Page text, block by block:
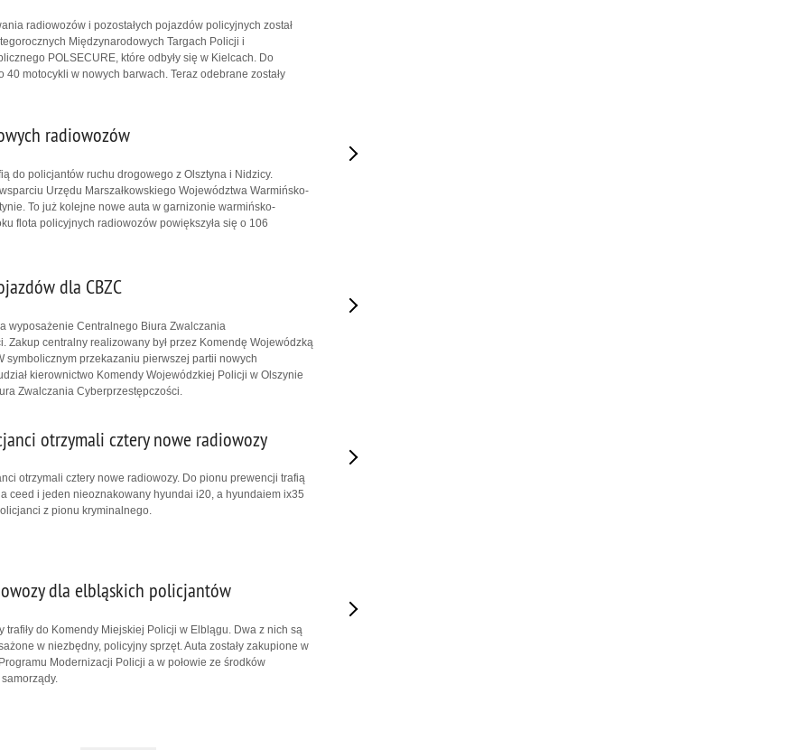
radiowozów i pozostałych pojazdów policyjnych został
Międzynarodowych Targach Policji i
POLSECURE, które odbyły się w Kielcach. Do
motocykli w nowych barwach. Teraz odebrane zostały
radiowozów
do policjantów ruchu drogowego z Olsztyna i Nidzicy.
Urzędu Marszałkowskiego Województwa Warmińsko-
To już kolejne nowe auta w garnizonie warmińsko-
flota policyjnych radiowozów powiększyła się o 106
dla CBZC
wyposażenie Centralnego Biura Zwalczania
Zakup centralny realizowany był przez Komendę Wojewódzką
symbolicznym przekazaniu pierwszej partii nowych
kierownictwo Komendy Wojewódzkiej Policji w Olszynie
Zwalczania Cyberprzestępczości.
otrzymali cztery nowe radiowozy
otrzymali cztery nowe radiowozy. Do pionu prewencji trafią
ceed i jeden nieoznakowany hyundai i20, a hyundaiem ix35
z pionu kryminalnego.
dla elbląskich policjantów
trafiły do Komendy Miejskiej Policji w Elblągu. Dwa z nich są
w niezbędny, policyjny sprzęt. Auta zostały zakupione w
Modernizacji Policji a w połowie ze środków